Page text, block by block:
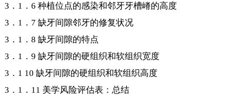
3．1．6 种植位点的感染和邻牙牙槽嵴的高度
3．1．7 缺牙间隙邻牙的修复状况
3．1．8 缺牙间隙的特点
3．1．9 缺牙间隙的硬组织和软组织宽度
3．1 10 缺牙间隙的硬组织和软组织高度
3．1．11 美学风险评估表：总结